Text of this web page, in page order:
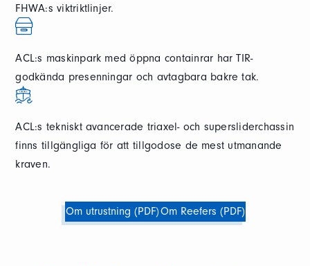
FHWA:s viktriktlinjer.
ACL:s maskinpark med öppna containrar har TIR-
godkända presenningar och avtagbara bakre tak.
ACL:s tekniskt avancerade triaxel- och supersliderchassin
finns tillgängliga för att tillgodose de mest utmanande
kraven.
Om utrustning (PDF)Om Reefers (PDF)